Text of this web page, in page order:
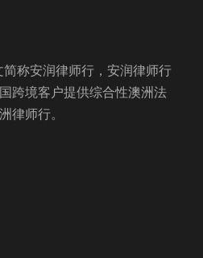
简称安润律师行，安润律师行
跨境客户提供综合性澳洲法
律师行。